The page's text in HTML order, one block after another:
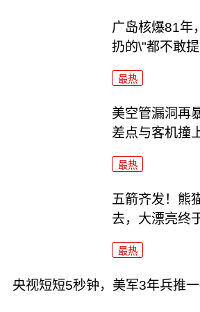
广岛核爆81年
扔的\"都不敢提
最热
美空管漏洞再
差点与客机撞
最热
五箭齐发！熊
去，大漂亮终
最热
央视短短5秒钟，美军3年兵推